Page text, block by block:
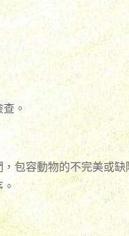
。
包容動物的不完美或缺